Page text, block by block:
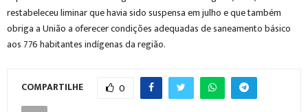
restabeleceu liminar que havia sido suspensa em julho e que também
obriga a União a oferecer condições adequadas de saneamento básico
aos 776 habitantes indígenas da região.
COMPARTILHE 0